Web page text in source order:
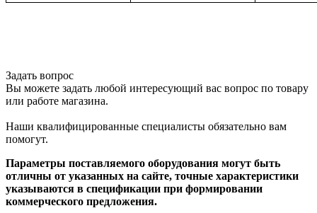
Задать вопрос
Вы можете задать любой интересующий вас вопрос по товару
или работе магазина.
Наши квалифицированные специалисты обязательно вам
помогут.
Параметры поставляемого оборудования могут быть
отличны от указанных на сайте, точные характеристики
указываются в спецификации при формировании
коммерческого предложения.